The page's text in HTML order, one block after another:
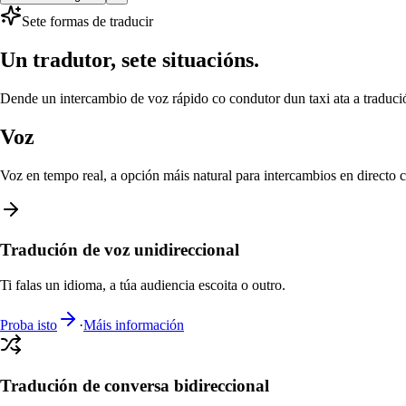
Sete formas de traducir
Un tradutor, sete situacións.
Dende un intercambio de voz rápido co condutor dun taxi ata a
Voz
Voz en tempo real, a opción máis natural para intercambios en directo
Tradución de voz unidireccional
Ti falas un idioma, a túa audiencia escoita o outro.
Proba isto ·Máis información
Tradución de conversa bidireccional